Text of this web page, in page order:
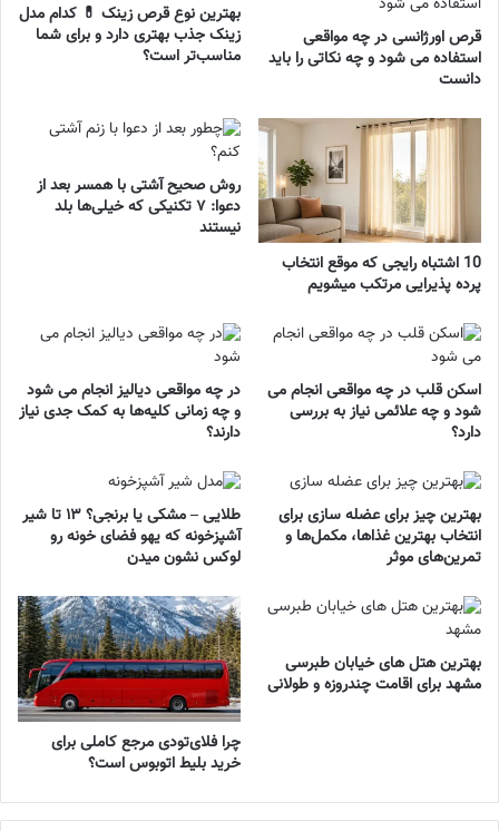
قرص اورژانسی در چه مواقعی
استفاده می شود و چه نکاتی را باید
دانست
بهترین نوع قرص زینک 💊 کدام مدل
زینک جذب بهتری دارد و برای شما
مناسب‌تر است؟
10 اشتباه رایجی که موقع انتخاب
پرده پذیرایی مرتکب میشویم
روش صحیح آشتی با همسر بعد از
دعوا: ۷ تکنیکی که خیلی‌ها بلد
نیستند
اسکن قلب در چه مواقعی انجام می
شود و چه علائمی نیاز به بررسی
دارد؟
در چه مواقعی دیالیز انجام می شود
و چه زمانی کلیه‌ها به کمک جدی نیاز
دارند؟
بهترین چیز برای عضله سازی برای
انتخاب بهترین غذاها، مکمل‌ها و
تمرین‌های موثر
طلایی – مشکی یا برنجی؟ ۱۳ تا شیر
آشپزخونه که یهو فضای خونه رو
لوکس نشون میدن
بهترین هتل های خیابان طبرسی
مشهد برای اقامت چندروزه و طولانی
چرا فلای‌تودی مرجع کاملی برای
خرید بلیط اتوبوس است؟